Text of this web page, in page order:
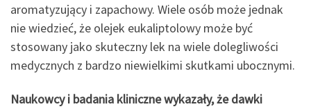
aromatyzujący i zapachowy. Wiele osób może jednak
nie wiedzieć, że olejek eukaliptolowy może być
stosowany jako skuteczny lek na wiele dolegliwości
medycznych z bardzo niewielkimi skutkami ubocznymi.
Naukowcy i badania kliniczne wykazały, że dawki